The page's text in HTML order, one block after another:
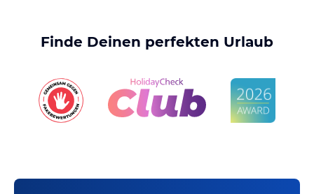
Finde Deinen perfekten Urlaub